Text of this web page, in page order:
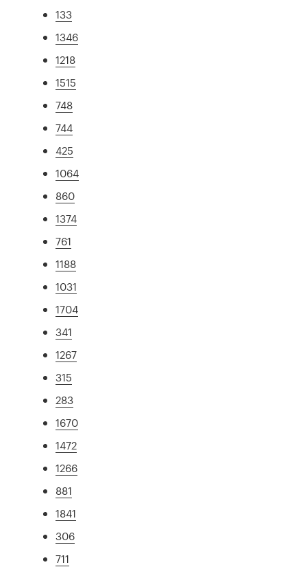
133
1346
1218
1515
748
744
425
1064
860
1374
761
1188
1031
1704
341
1267
315
283
1670
1472
1266
881
1841
306
711